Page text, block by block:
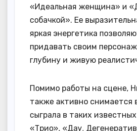
«Идеальная женщина» и
собачкой». Ее
яркая энергетика
придавать своим
глубину и живую
Помимо работы на сцене,
также активно снимается
сыграла в таких
«Трио», «Дау.